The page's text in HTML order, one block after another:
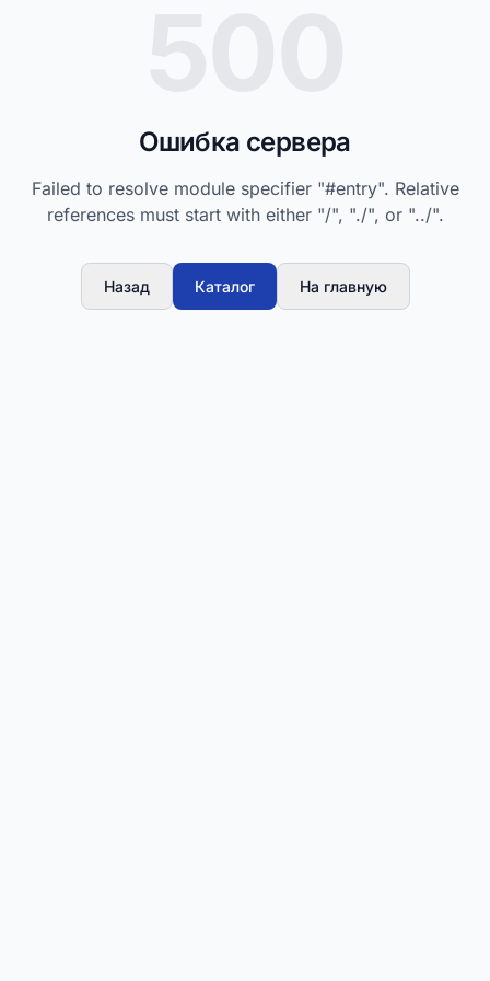
Ошибка сервера
Failed to resolve module specifier "#entry". Relative
references must start with either "/", "./", or "../".
Назад Каталог На главную